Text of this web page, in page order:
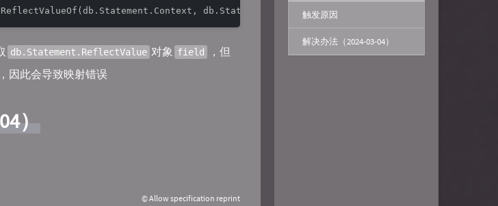
db.Statement.ReflectValue 对象 field
，但
因此会导致映射错误
）
© Allow specification reprint
触发原因
解决办法（2024-03-04）